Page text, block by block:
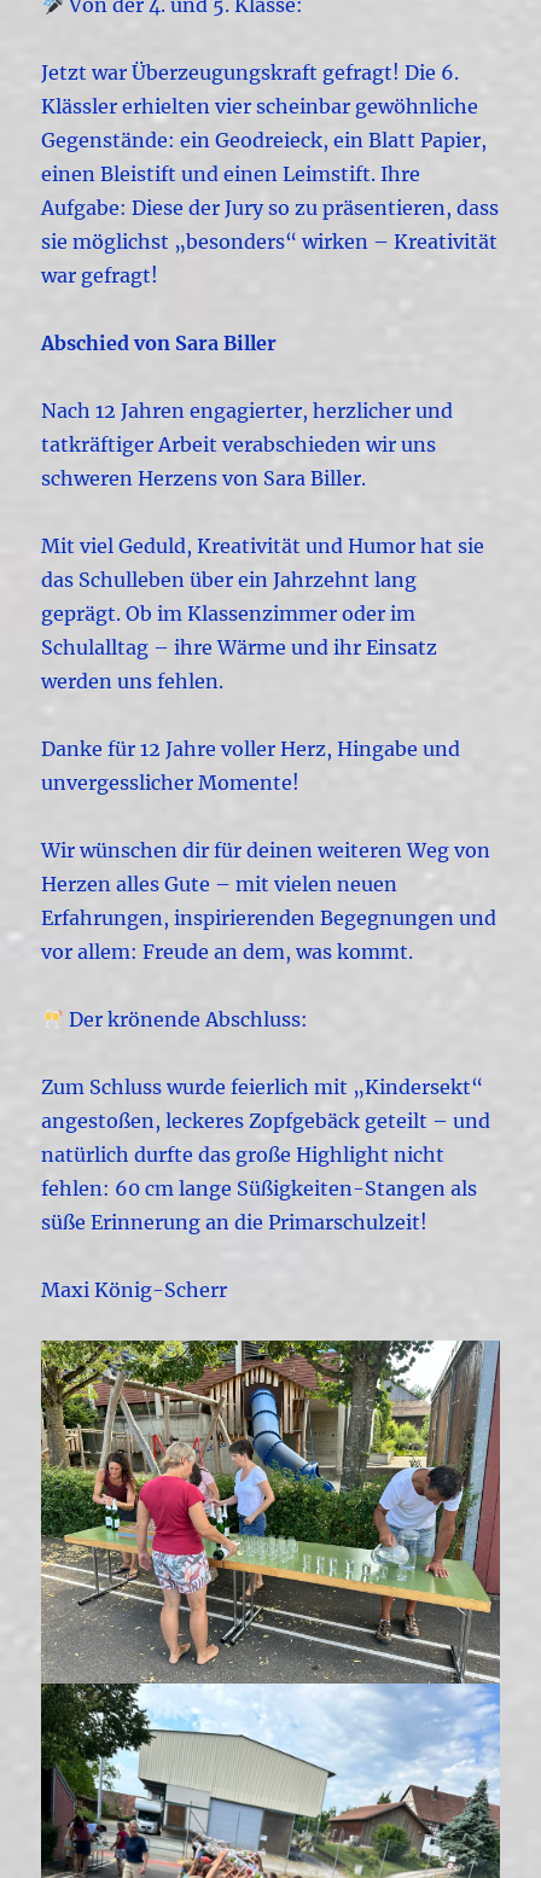
Von der 4. und 5. Klasse:
Jetzt war Überzeugungskraft gefragt! Die 6.
Klässler erhielten vier scheinbar gewöhnliche
Gegenstände: ein Geodreieck, ein Blatt Papier,
einen Bleistift und einen Leimstift. Ihre
Aufgabe: Diese der Jury so zu präsentieren, dass
sie möglichst „besonders“ wirken – Kreativität
war gefragt!
Abschied von Sara Biller
Nach 12 Jahren engagierter, herzlicher und
tatkräftiger Arbeit verabschieden wir uns
schweren Herzens von Sara Biller.
Mit viel Geduld, Kreativität und Humor hat sie
das Schulleben über ein Jahrzehnt lang
geprägt. Ob im Klassenzimmer oder im
Schulalltag – ihre Wärme und ihr Einsatz
werden uns fehlen.
Danke für 12 Jahre voller Herz, Hingabe und
unvergesslicher Momente!
Wir wünschen dir für deinen weiteren Weg von
Herzen alles Gute – mit vielen neuen
Erfahrungen, inspirierenden Begegnungen und
vor allem: Freude an dem, was kommt.
Der krönende Abschluss:
Zum Schluss wurde feierlich mit „Kindersekt“
angestoßen, leckeres Zopfgebäck geteilt – und
natürlich durfte das große Highlight nicht
fehlen: 60 cm lange Süßigkeiten-Stangen als
süße Erinnerung an die Primarschulzeit!
Maxi König-Scherr